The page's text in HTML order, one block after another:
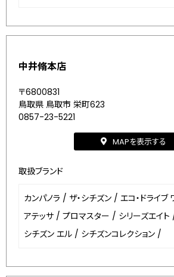
中井脩本店
〒6800831
鳥取県 鳥取市 栄町623
0857-23-5221
MAPを表示する
取扱ブランド
カンパノラ / ザ・シチズン / エコ・ドライブ
アテッサ / プロマスター / シリーズエイト
シチズン エル / シチズンコレクション /